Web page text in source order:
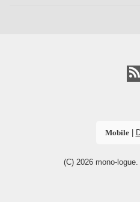
Mobile|
(C) 2026 mono-logue